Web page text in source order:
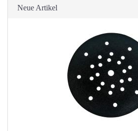
Neue Artikel